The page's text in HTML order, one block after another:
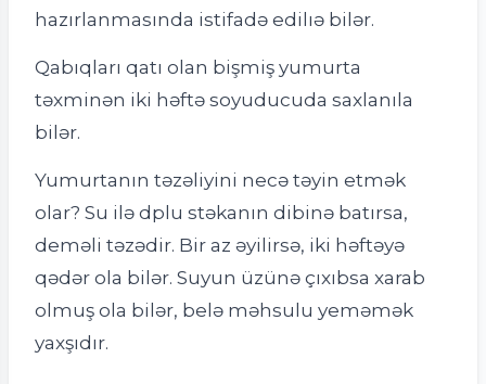
hazırlanmasında istifadə edilıə bilər.
Qabıqları qatı olan bişmiş yumurta
təxminən iki həftə soyuducuda saxlanıla
bilər.
Yumurtanın təzəliyini necə təyin etmək
olar? Su ilə dplu stəkanın dibinə batırsa,
deməli təzədir. Bir az əyilirsə, iki həftəyə
qədər ola bilər. Suyun üzünə çıxıbsa xarab
olmuş ola bilər, belə məhsulu yeməmək
yaxşıdır.